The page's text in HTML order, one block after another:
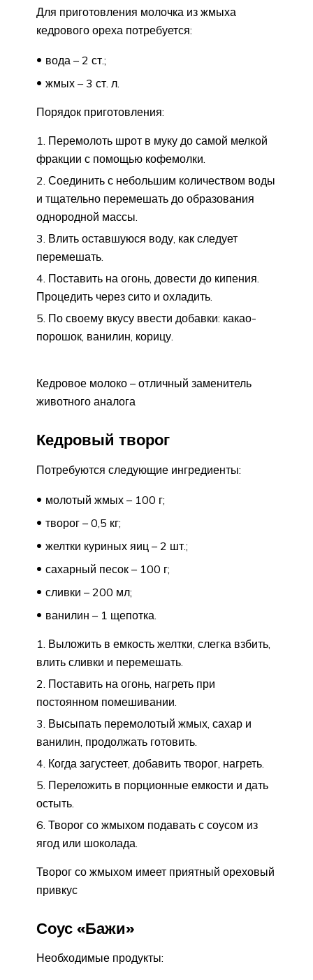
Для приготовления молочка из жмыха
кедрового ореха потребуется:
вода – 2 ст.;
жмых – 3 ст. л.
Порядок приготовления:
Перемолоть шрот в муку до самой мелкой
фракции с помощью кофемолки.
Соединить с небольшим количеством воды
и тщательно перемешать до образования
однородной массы.
Влить оставшуюся воду, как следует
перемешать.
Поставить на огонь, довести до кипения.
Процедить через сито и охладить.
По своему вкусу ввести добавки: какао-
порошок, ванилин, корицу.
Кедровое молоко – отличный заменитель
животного аналога
Кедровый творог
Потребуются следующие ингредиенты:
молотый жмых – 100 г;
творог – 0,5 кг;
желтки куриных яиц – 2 шт.;
сахарный песок – 100 г;
сливки – 200 мл;
ванилин – 1 щепотка.
Выложить в емкость желтки, слегка взбить,
влить сливки и перемешать.
Поставить на огонь, нагреть при
постоянном помешивании.
Высыпать перемолотый жмых, сахар и
ванилин, продолжать готовить.
Когда загустеет, добавить творог, нагреть.
Переложить в порционные емкости и дать
остыть.
Творог со жмыхом подавать с соусом из
ягод или шоколада.
Творог со жмыхом имеет приятный ореховый
привкус
Соус «Бажи»
Необходимые продукты: